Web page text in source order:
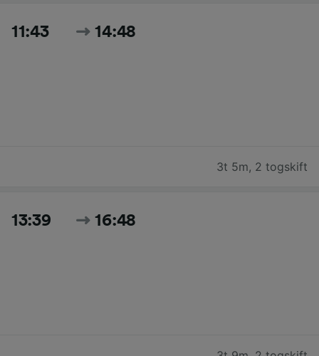
11:43 14:48
3t 5m, 2 togskift
13:39 16:48